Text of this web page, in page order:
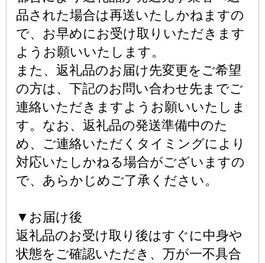
品された場合は再送いたしかねますの
で、お早めにお受け取りいただきます
ようお願いいたします。
また、返礼品のお届け先変更をご希望
の方は、下記のお問い合わせ先までご
連絡いただきますようお願いいたしま
す。なお、返礼品の発送準備中のた
め、ご連絡いただくタイミングにより
対応いたしかねる場合がございますの
で、あらかじめご了承ください。
▼お届け後
返礼品のお受け取り後はすぐに中身や
状態をご確認いただき、万が一不具合